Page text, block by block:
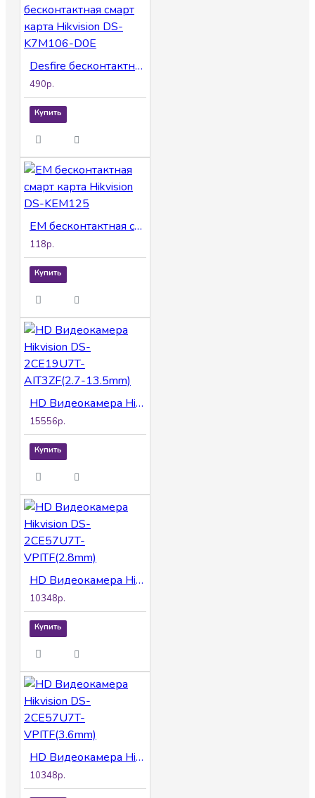
Desfire бесконтактная смарт карта Hikvision DS-K7M106-D0E
490р.
Купить
EM бесконтактная смарт карта Hikvision DS-KEM125
118р.
Купить
HD Видеокамера Hikvision DS-2CE19U7T-AIT3ZF(2.7-13.5mm)
15556р.
Купить
HD Видеокамера Hikvision DS-2CE57U7T-VPITF(2.8mm)
10348р.
Купить
HD Видеокамера Hikvision DS-2CE57U7T-VPITF(3.6mm)
10348р.